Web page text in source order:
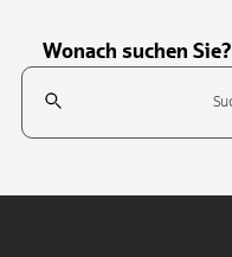
Wonach suchen Sie?
Suchfeld